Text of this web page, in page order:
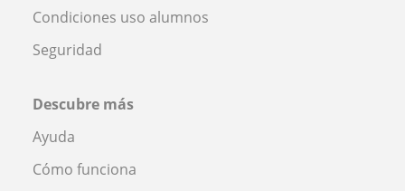
Condiciones uso alumnos
Seguridad
Descubre más
Ayuda
Cómo funciona